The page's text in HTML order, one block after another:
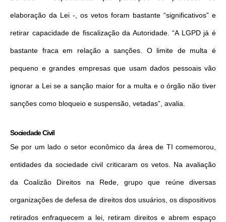
elaboração da Lei -, os vetos foram bastante “significativos” e
retirar capacidade de fiscalização da Autoridade. “A LGPD já é
bastante fraca em relação a sanções. O limite de multa é
pequeno e grandes empresas que usam dados pessoais vão
ignorar a Lei se a sanção maior for a multa e o órgão não tiver
sanções como bloqueio e suspensão, vetadas”, avalia.
Sociedade Civil
Se por um lado o setor econômico da área de TI comemorou,
entidades da sociedade civil criticaram os vetos. Na avaliação
da Coalizão Direitos na Rede, grupo que reúne diversas
organizações de defesa de direitos dos usuários, os dispositivos
retirados enfraquecem a lei, retiram direitos e abrem espaço